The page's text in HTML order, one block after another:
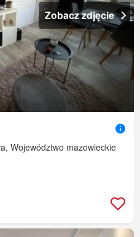
Zobacz zdjęcie
Województwo mazowieckie